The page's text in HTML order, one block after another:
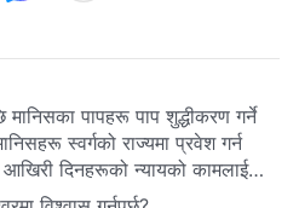
मानिसका पापहरू पाप शुद्धीकरण गर्ने
स्वर्गको राज्यमा प्रवेश गर्न
दिनहरूको न्यायको कामलाई
स्वर्गको राज्यमा प्रवेश गर्ने योग्य